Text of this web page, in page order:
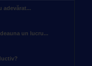
adevărat...
un lucru...